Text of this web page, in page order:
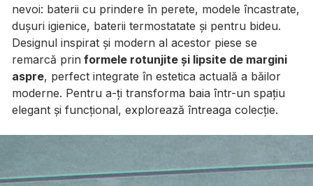
nevoi: baterii cu prindere în perete, modele încastrate,
dușuri igienice, baterii termostatate și pentru bideu.
Designul inspirat și modern al acestor piese se
remarcă prin formele rotunjite și lipsite de margini
aspre, perfect integrate în estetica actuală a băilor
moderne. Pentru a-ți transforma baia într-un spațiu
elegant și funcțional, explorează întreaga colecție.